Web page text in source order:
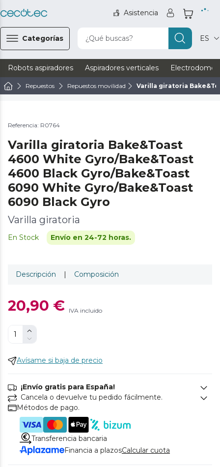
Asistencia
Categorías ¿Qué buscas? ES
Robots aspiradores Aspiradores verticales
Repuestos Repuestos movilidad Varilla giratoria
Referencia: R0764
Varilla giratoria Bake&Toast
4600 White Gyro/Bake&Toast
4600 Black Gyro/Bake&Toast
6090 White Gyro/Bake&Toast
6090 Black Gyro
Varilla giratoria
En Stock Envío en 24-72 horas.
Descripción | Composición
20,90 € IVA incluido
Avísame si baja de precio
¡Envío gratis para España!
Cancela o devuelve tu pedido fácilmente.
Métodos de pago.
Transferencia bancaria
Financia a plazosCalcular cuota